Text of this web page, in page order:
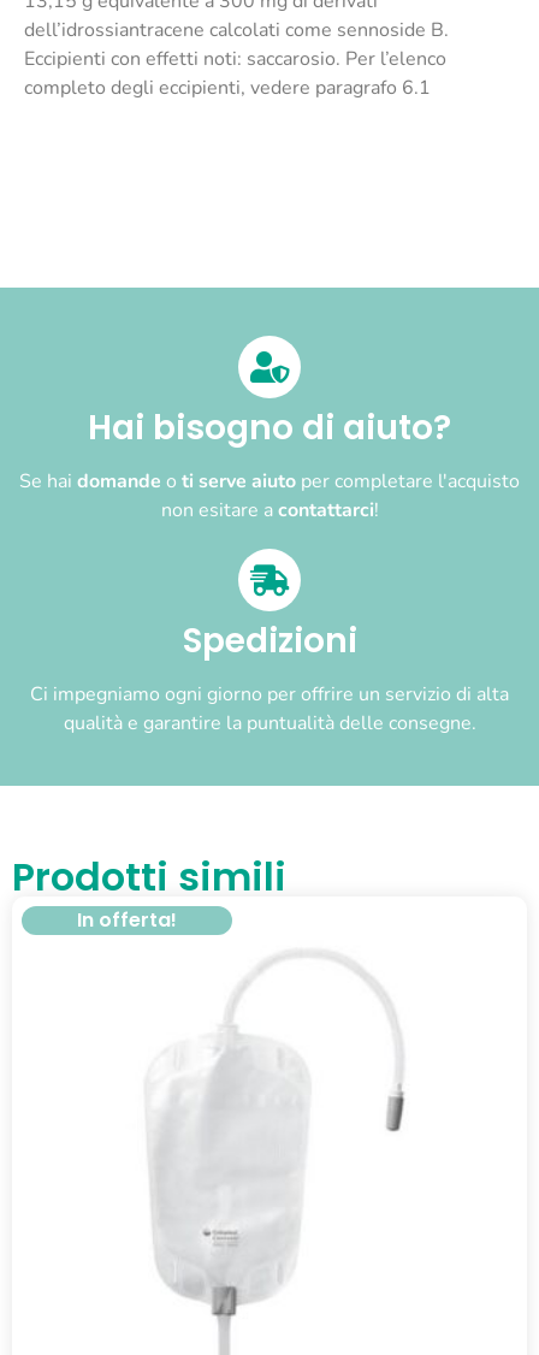
dell’idrossiantracene calcolati come sennoside B.
Eccipienti con effetti noti: saccarosio. Per l’elenco
completo degli eccipienti, vedere paragrafo 6.1
Hai bisogno di aiuto?
Se hai domande o ti serve aiuto per completare l'acquisto
non esitare acontattarci!
Spedizioni
Ci impegniamo ogni giorno per offrire un servizio di alta
qualità e garantire la puntualità delle consegne.
Prodotti simili
In offerta!